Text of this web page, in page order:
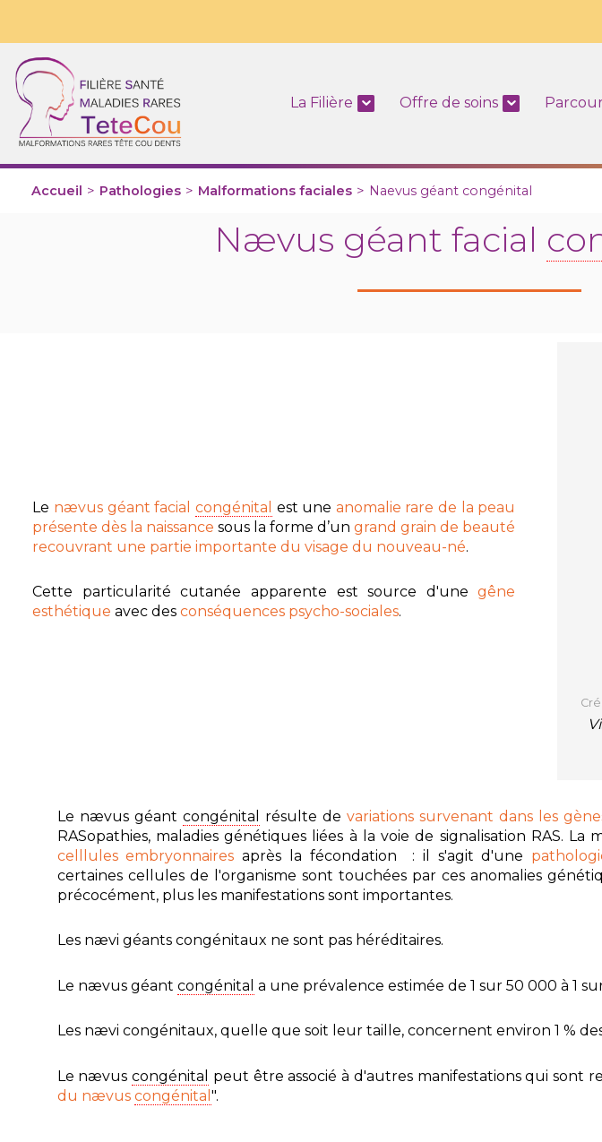
La Filière Offre de soins
Accueil > Pathologies > Malformations faciales > Naevus géant congénital
Nævus géant facial
Le nævus géant facial congénital est une anomalie rare de la peau
présente dès la naissance sous la forme d’ungrand grain de beauté
recouvrant une partie importante du visage du nouveau-né.
Cette particularité cutanée apparente est source d'unegêne
esthétique avec desconséquences psycho-sociales.
Le nævus géant congénital résulte de variations survenant dans les
RASopathies, maladies génétiques liées à la voie de signalisation RAS. La
celllules embryonnairesaprès la fécondation : il s'agit d'une
certaines cellules de l'organisme sont touchées par ces anomalies
précocément, plus les manifestations sont importantes.
Les nævi géants congénitaux ne sont pas héréditaires.
Le nævus géant congénital a une prévalence estimée de 1 sur 50 000 à 1
Les nævi congénitaux, quelle que soit leur taille, concernent environ 1 %
Le nævuscongénital peut être associé à d'autres manifestations qui sont
du nævus congénital ".